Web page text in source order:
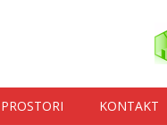
KONTAKT